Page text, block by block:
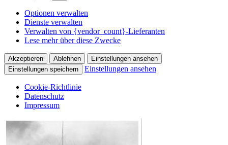
Optionen verwalten
Dienste verwalten
Verwalten von {vendor_count}-Lieferanten
Lese mehr über diese Zwecke
Akzeptieren Ablehnen
Einstellungen ansehen
Einstellungen speichern
Einstellungen ansehen
Cookie-Richtlinie
Datenschutz
Impressum